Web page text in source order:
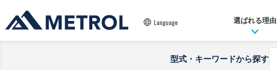
Language 選ばれる理由
型式・キーワードから探す